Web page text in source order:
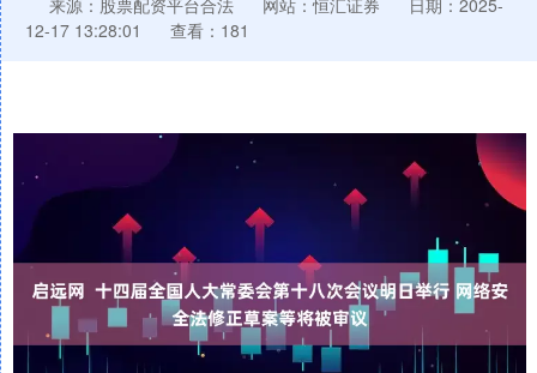
来源：股票配资平台合法 网站：恒汇证券
日期：2025-
12-17 13:28:01
查看：181